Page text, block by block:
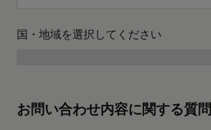
国・地域を選択してください
お問い合わせ内容に関する質問